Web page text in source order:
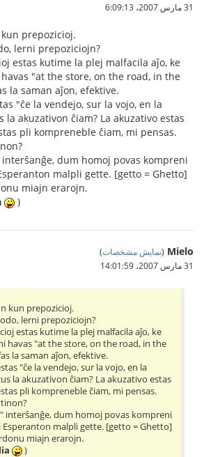
31 مارس 2007،‏ 6:09:13
prepozicioj.
lerni prepoziciojn?
estas kutime la plej malfacila aĵo, ke
"at the store, on the road, in the
la saman aĵon, efektive.
"ĉe la vendejo, sur la vojo, en la
akuzativon ĉiam? La akuzativo estas
pli kompreneble ĉiam, mi pensas.
dum homoj povas kompreni
malpli gette. [getto = Ghetto]
miajn erarojn.
)
Mielo
(نمایش مشخصات)
31 مارس 2007،‏ 14:01:59
kun prepozicioj.
lerni prepoziciojn?
estas kutime la plej malfacila aĵo, ke
havas "at the store, on the road, in the
la saman aĵon, efektive.
"ĉe la vendejo, sur la vojo, en la
la akuzativon ĉiam? La akuzativo estas
pli kompreneble ĉiam, mi pensas.
interŝanĝe, dum homoj povas kompreni
Esperanton malpli gette. [getto = Ghetto]
miajn erarojn.
)